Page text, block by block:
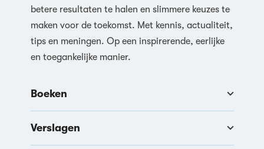
betere resultaten te halen en slimmere keuzes te
maken voor de toekomst. Met kennis, actualiteit,
tips en meningen. Op een inspirerende, eerlijke
en toegankelijke manier.
Boeken
Verslagen